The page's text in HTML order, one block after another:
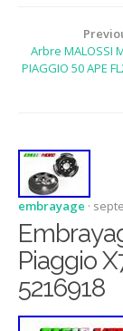
Arbre MALOSSI
PIAGGIO 50 APE
embrayage ·
Piaggio
5216918